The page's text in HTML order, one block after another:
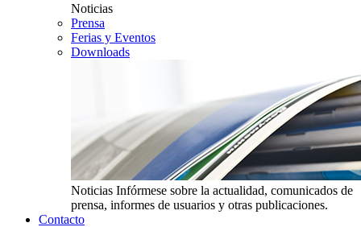
Noticias
Prensa
Ferias y Eventos
Downloads
Noticias Infórmese sobre la actualidad, comunicados de
prensa, informes de usuarios y otras publicaciones.
Contacto